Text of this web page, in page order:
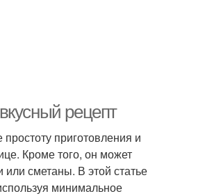
рецепт
приготовления и
Кроме того, он может
или сметаны. В этой статье
минимальное